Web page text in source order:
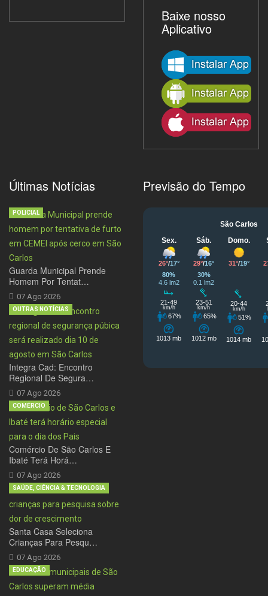
Baixe nosso
Aplicativo
Últimas Notícias
Guarda Municipal Prende
Homem Por Tentat…
07 Ago 2026
POLICIAL
Integra Cad: Encontro
Regional De Segura…
07 Ago 2026
OUTRAS NOTÍCIAS
Comércio De São Carlos E
Ibaté Terá Horá…
07 Ago 2026
COMÉRCIO
Santa Casa Seleciona
Crianças Para Pesqu…
07 Ago 2026
SAÚDE, CIÊNCIA & TECNOLOGIA
EDUCAÇÃO
Previsão do Tempo